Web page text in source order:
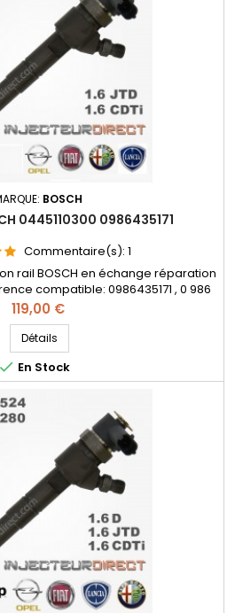
BOSCH
0445110300 0986435171
Commentaire(s): 1
rail BOSCH en échange réparation
compatible: 0986435171 , 0 986
, 55221023 , 55196442 - Pour
JTDM , Fiat Lancia 1.6 D Multijet et
Opel 1.6 CDTi
Prix
119,00 €
Détails
 En Stock